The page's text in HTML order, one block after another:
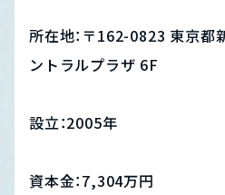
所在地：〒162-0823 東京
ントラルプラザ 6F
設立：2005年
資本金：7,304万円